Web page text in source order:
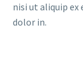
nisi ut aliquip ex
dolor in.